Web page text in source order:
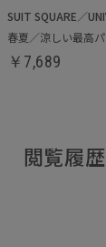
￥ 7,689
閲覧履歴